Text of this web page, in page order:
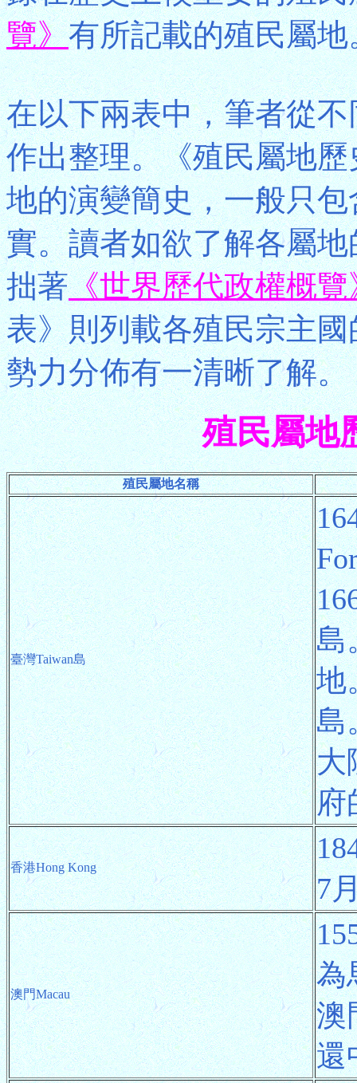
覽》有所記載的殖民屬地
在以下兩表中，筆者從
作出整理。《殖民屬地
地的演變簡史，一般只
實。讀者如欲了解各屬
拙著《世界歷代政權概覽
表》則列載各殖民宗主
勢力分佈有一清晰了解。
殖民屬地
殖民屬地名稱
臺灣Taiwan島
島
地
島
大
府
香港Hong Kong
7
澳門Macau
為
澳
還